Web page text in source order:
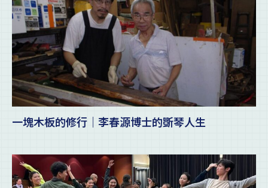
一塊木板的修行｜李春源博士的斲琴人生